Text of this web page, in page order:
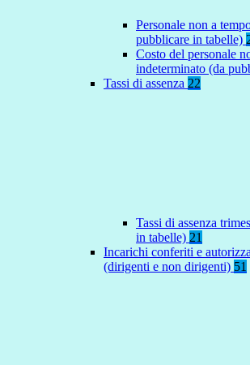
Personale non a
pubblicare in tabelle)
Costo del personale
indeterminato (da
Tassi di assenza 22
Tassi di assenza
in tabelle) 21
Incarichi conferiti e
(dirigenti e non dirigenti) 51